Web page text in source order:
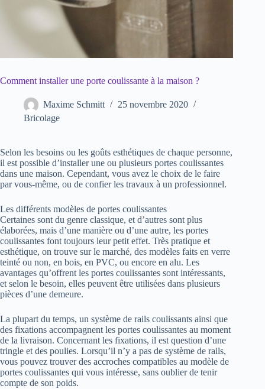
Comment installer une porte coulissante à la maison ?
Maxime Schmitt
25 novembre 2020
Bricolage
Selon les besoins ou les goûts esthétiques de chaque personne,
il est possible d’installer une ou plusieurs portes coulissantes
dans une maison. Cependant, vous avez le choix de le faire
par vous-même, ou de confier les travaux à un professionnel.
Les différents modèles de portes coulissantes
Certaines sont du genre classique, et d’autres sont plus
élaborées, mais d’une manière ou d’une autre, les portes
coulissantes font toujours leur petit effet. Très pratique et
esthétique, on trouve sur le marché, des modèles faits en verre
teinté ou non, en bois, en PVC, ou encore en alu. Les
avantages qu’offrent les portes coulissantes sont intéressants,
et selon le besoin, elles peuvent être utilisées dans plusieurs
pièces d’une demeure.
La plupart du temps, un système de rails coulissants ainsi que
des fixations accompagnent les portes coulissantes au moment
de la livraison. Concernant les fixations, il est question d’une
tringle et des poulies. Lorsqu’il n’y a pas de système de rails,
vous pouvez trouver des accroches compatibles au modèle de
portes coulissantes qui vous intéresse, sans oublier de tenir
compte de son poids.